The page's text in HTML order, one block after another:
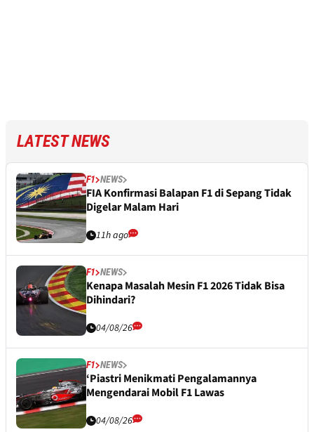
LATEST NEWS
F1 NEWS
FIA Konfirmasi Balapan F1 di Sepang Tidak
Digelar Malam Hari
11h ago
F1 NEWS
Kenapa Masalah Mesin F1 2026 Tidak Bisa
Dihindari?
04/08/26
F1 NEWS
‘Piastri Menikmati Pengalamannya
Mengendarai Mobil F1 Lawas
04/08/26